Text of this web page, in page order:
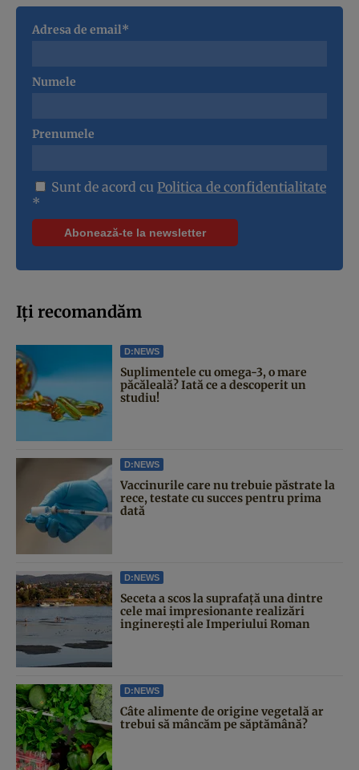
Adresa de email*
Numele
Prenumele
Sunt de acord cu Politica de confidentialitate
*
Iți recomandăm
D:NEWS
Suplimentele cu omega-3, o mare
păcăleală? Iată ce a descoperit un
studiu!
D:NEWS
Vaccinurile care nu trebuie păstrate la
rece, testate cu succes pentru prima
dată
D:NEWS
Seceta a scos la suprafață una dintre
cele mai impresionante realizări
inginerești ale Imperiului Roman
D:NEWS
Câte alimente de origine vegetală ar
trebui să mâncăm pe săptămână?